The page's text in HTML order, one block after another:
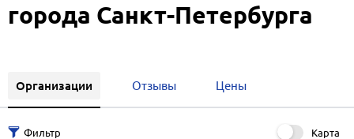
города Санкт-Петербурга
Организации Отзывы Цены
Карта